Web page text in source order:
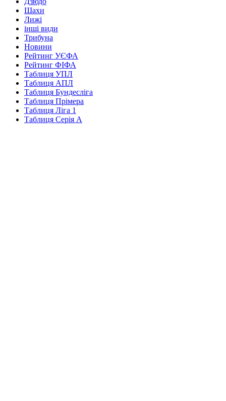
Шахи
Лижі
інші види
Трибуна
Новини
Рейтинг УЄФА
Рейтинг ФІФА
Таблиця УПЛ
Таблиця АПЛ
Таблиця Бундесліга
Таблиця Прімера
Таблиця Ліга 1
Таблиця Серія А